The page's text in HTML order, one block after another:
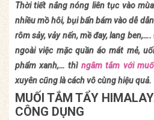
Thời tiết nắng nóng liên tục vào
nhiều mồ hôi, bụi bẩn bám vào dễ
rôm sảy, vảy nến, mề đay, lang
ngoài việc mặc quần áo mát mẻ,
phẩm xanh,… thìngâm tắm với
xuyên cũng là cách vô cùng hiệu quả.
MUỐI TẮM TẨY
CÔNG DỤNG